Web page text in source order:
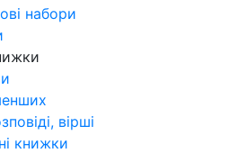
набори
вірші
книжки